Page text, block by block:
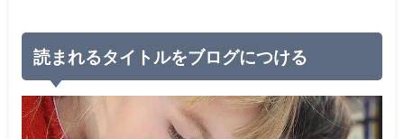
読まれるタイトルをブログにつける